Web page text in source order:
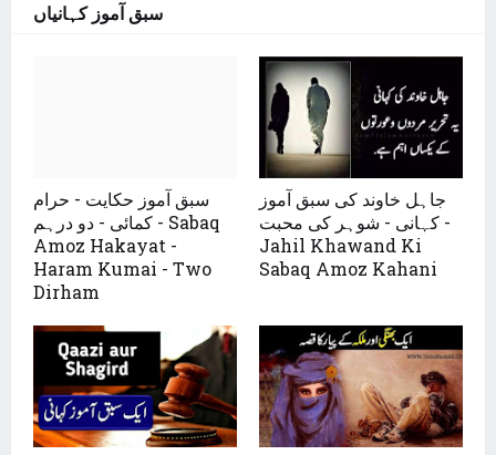
سبق آموز کہانیاں
سبق آموز حکایت - حرام
کمائی - دو درہم - Sabaq
Amoz Hakayat -
Haram Kumai - Two
Dirham
جاہل خاوند کی سبق آموز
کہانی - شوہر کی محبت -
Jahil Khawand Ki
Sabaq Amoz Kahani